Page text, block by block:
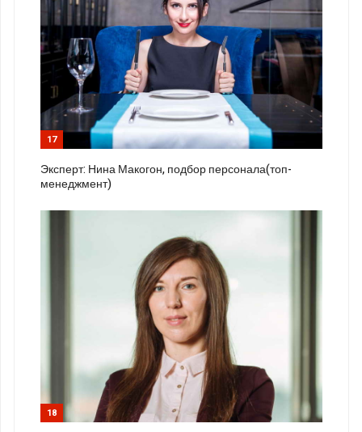
17
Эксперт: Нина Макогон, подбор персонала(топ-
менеджмент)
18